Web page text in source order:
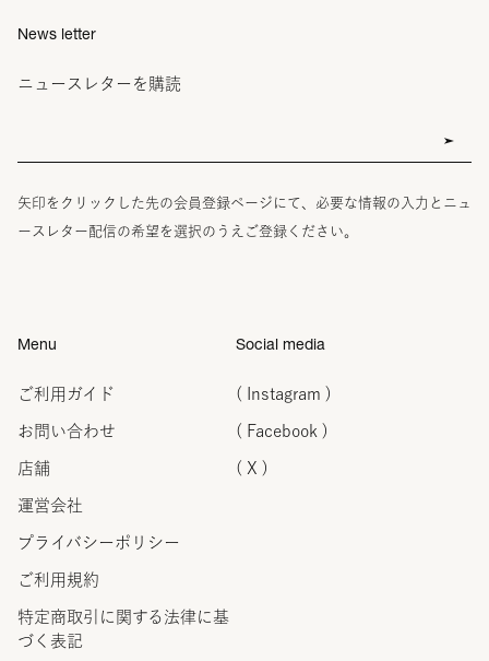
News letter
ニュースレターを購読
矢印をクリックした先の会員登録ページにて、必要な情報の入力とニュ
ースレター配信の希望を選択のうえご登録ください。
Menu
ご利用ガイド
お問い合わせ
店舗
運営会社
プライバシーポリシー
ご利用規約
特定商取引に関する法律に 基
づく表記
Social media
( Instagram )
( Facebook )
( X )